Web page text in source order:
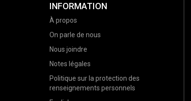
INFORMATION
À propos
On parle de nous
Nous joindre
Notes légales
Politique sur la protection des
renseignements personnels